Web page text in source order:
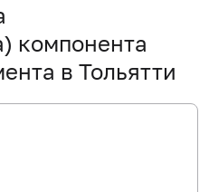
компонента
в Тольятти